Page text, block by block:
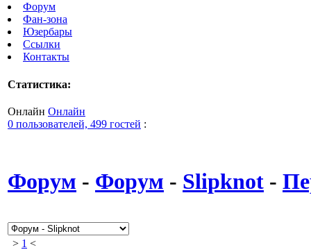
Форум
Фан-зона
Юзербары
Ссылки
Контакты
Статистика:
Онлайн Онлайн
0 пользователей, 499 гостей :
Форум - Форум - Slipknot -
> 1 <